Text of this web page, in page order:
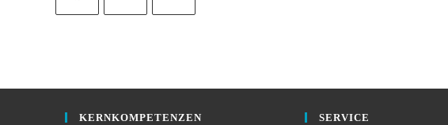
KERNKOMPETENZEN SERVICE